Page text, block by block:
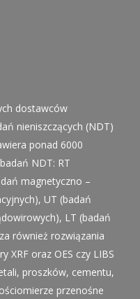
dostawców
nieniszczących (NDT)
ponad 6000
NDT: RT
magnetyczno –
UT (badań
LT (badań
również rozwiązania
XRF oraz OES czy LIBS
proszków, cementu,
przenośne